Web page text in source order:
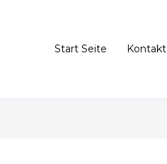
Start Seite Kontakt